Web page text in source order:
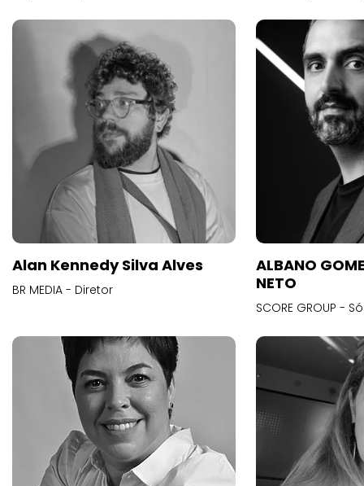
Alan Kennedy Silva Alves
BR MEDIA - Diretor
ALBANO
NETO
SCORE GROUP -